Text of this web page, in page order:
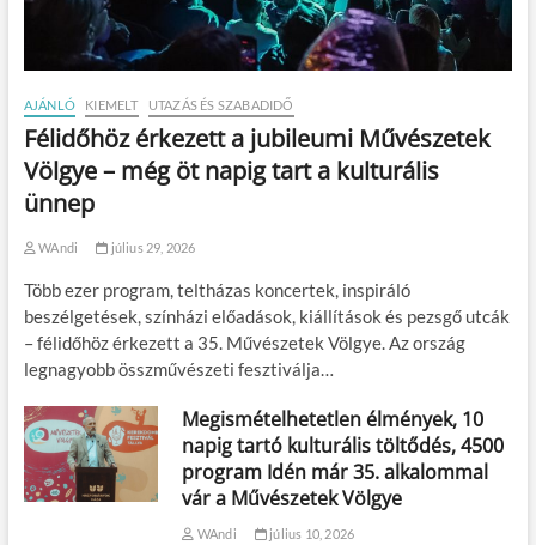
AJÁNLÓ KIEMELT UTAZÁS ÉS SZABADIDŐ
Félidőhöz érkezett a jubileumi Művészetek
Völgye – még öt napig tart a kulturális
ünnep
WAndi július 29, 2026
Több ezer program, teltházas koncertek, inspiráló
beszélgetések, színházi előadások, kiállítások és pezsgő utcák
– félidőhöz érkezett a 35. Művészetek Völgye. Az ország
legnagyobb összművészeti fesztiválja…
Megismételhetetlen élmények, 10
napig tartó kulturális töltődés, 4500
program Idén már 35. alkalommal
vár a Művészetek Völgye
WAndi július 10, 2026